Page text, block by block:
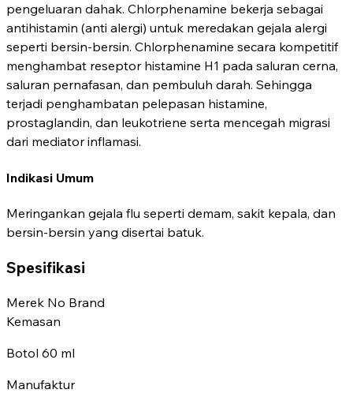
pengeluaran dahak. Chlorphenamine bekerja sebagai
antihistamin (anti alergi) untuk meredakan gejala alergi
seperti bersin-bersin. Chlorphenamine secara kompetitif
menghambat reseptor histamine H1 pada saluran cerna,
saluran pernafasan, dan pembuluh darah. Sehingga
terjadi penghambatan pelepasan histamine,
prostaglandin, dan leukotriene serta mencegah migrasi
dari mediator inflamasi.
Indikasi Umum
Meringankan gejala flu seperti demam, sakit kepala, dan
bersin-bersin yang disertai batuk.
Spesifikasi
Merek No Brand
Kemasan
Botol 60 ml
Manufaktur